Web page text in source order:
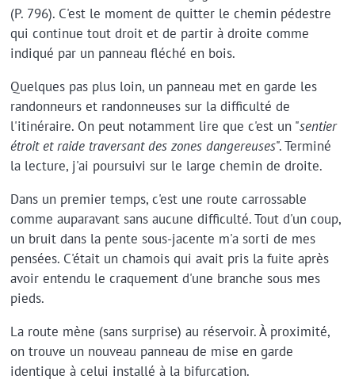
(P. 796). C'est le moment de quitter le chemin pédestre
qui continue tout droit et de partir à droite comme
indiqué par un panneau fléché en bois.
Quelques pas plus loin, un panneau met en garde les
randonneurs et randonneuses sur la difficulté de
l'itinéraire. On peut notamment lire que c'est un "sentier
étroit et raide traversant des zones dangereuses". Terminé
la lecture, j'ai poursuivi sur le large chemin de droite.
Dans un premier temps, c'est une route carrossable
comme auparavant sans aucune difficulté. Tout d'un coup,
un bruit dans la pente sous-jacente m'a sorti de mes
pensées. C'était un chamois qui avait pris la fuite après
avoir entendu le craquement d'une branche sous mes
pieds.
La route mène (sans surprise) au réservoir. À proximité,
on trouve un nouveau panneau de mise en garde
identique à celui installé à la bifurcation.